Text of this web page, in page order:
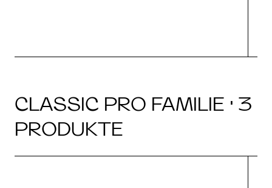
CLASSIC PRO FAMILIE · 3
PRODUKTE